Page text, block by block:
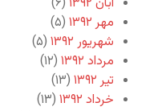
مهر ۱۳۹۲
(۵)
شهریور ۱۳۹۲
(۵)
مرداد ۱۳۹۲
(۱۲)
تیر ۱۳۹۲
(۱۳)
خرداد ۱۳۹۲
(۱۳)